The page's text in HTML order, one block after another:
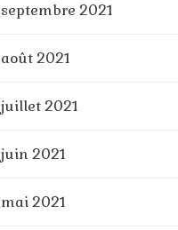
septembre 2021
août 2021
juillet 2021
juin 2021
mai 2021